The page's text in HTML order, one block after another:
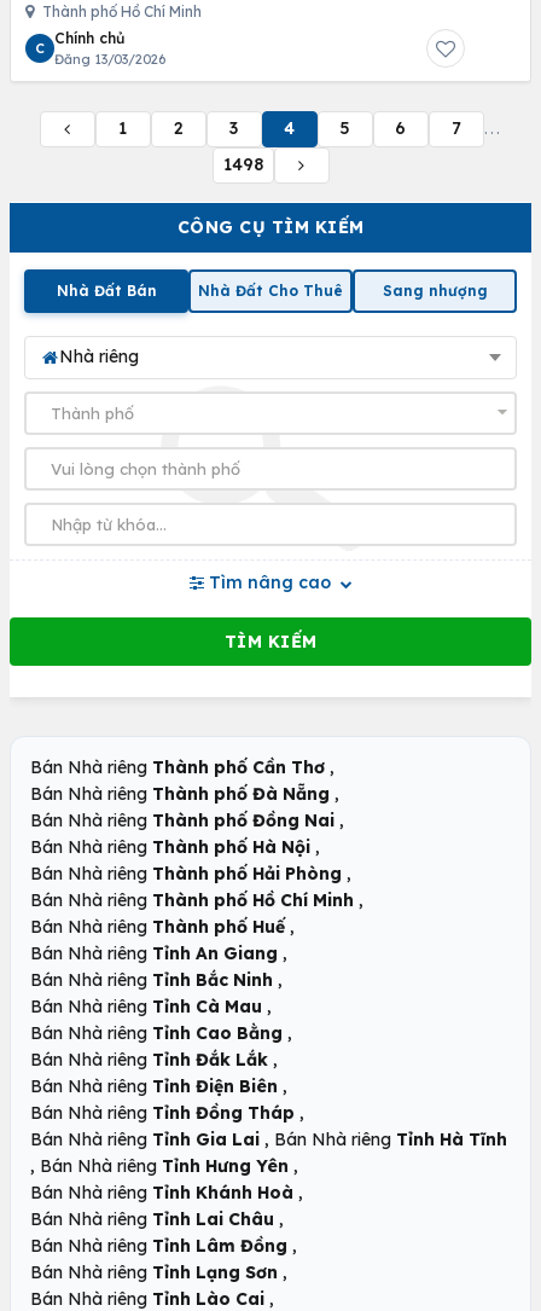
CÔNG CỤ TÌM KIẾM
Nhà Đất Bán Nhà Đất Cho Thuê Sang nhượng
Nhà riêng
Tìm nâng cao
Thành phố Hồ Chí Minh
C
Chính chủ
Đăng 13/03/2026
1 2 3 4 5 6 7 ...
1498
Bán Nhà riêng Thành phố Cần Thơ ,
Bán Nhà riêng Thành phố Đà Nẵng ,
Bán Nhà riêng Thành phố Đồng Nai ,
Bán Nhà riêng Thành phố Hà Nội ,
Bán Nhà riêng Thành phố Hải Phòng ,
Bán Nhà riêng Thành phố Hồ Chí Minh ,
Bán Nhà riêng Thành phố Huế ,
Bán Nhà riêng Tỉnh An Giang ,
Bán Nhà riêng Tỉnh Bắc Ninh ,
Bán Nhà riêng Tỉnh Cà Mau ,
Bán Nhà riêng Tỉnh Cao Bằng ,
Bán Nhà riêng Tỉnh Đắk Lắk ,
Bán Nhà riêng Tỉnh Điện Biên ,
Bán Nhà riêng Tỉnh Đồng Tháp ,
Bán Nhà riêng Tỉnh Gia Lai , Bán Nhà riêng Tỉnh Hà Tĩnh
, Bán Nhà riêng Tỉnh Hưng Yên ,
Bán Nhà riêng Tỉnh Khánh Hoà ,
Bán Nhà riêng Tỉnh Lai Châu ,
Bán Nhà riêng Tỉnh Lâm Đồng ,
Bán Nhà riêng Tỉnh Lạng Sơn ,
Bán Nhà riêng Tỉnh Lào Cai ,